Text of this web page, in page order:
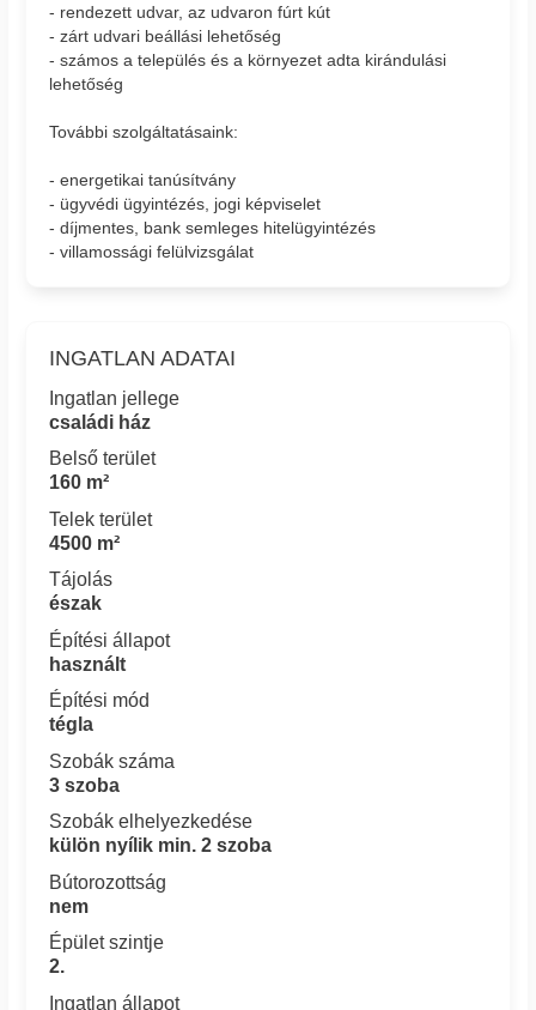
- rendezett udvar, az udvaron fúrt kút
- zárt udvari beállási lehetőség
- számos a település és a környezet adta kirándulási
lehetőség
További szolgáltatásaink:
- energetikai tanúsítvány
- ügyvédi ügyintézés, jogi képviselet
- díjmentes, bank semleges hitelügyintézés
- villamossági felülvizsgálat
INGATLAN ADATAI
Ingatlan jellege
családi ház
Belső terület
160 m²
Telek terület
4500 m²
Tájolás
észak
Építési állapot
használt
Építési mód
tégla
Szobák száma
3 szoba
Szobák elhelyezkedése
külön nyílik min. 2 szoba
Bútorozottság
nem
Épület szintje
2.
Ingatlan állapot